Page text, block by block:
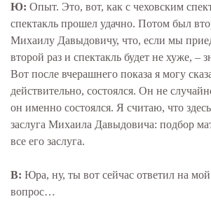
Ю: Опыт. Это, вот, как с чеховским
спектакль прошел удачно. Потом был
Михаилу Давыдовичу, что, если мы
второй раз и спектакль будет не хуже, –
Вот после вчерашнего показа я могу
действительно, состоялся. Он не
он именно состоялся. Я считаю, что
заслуга Михаила Давыдовича: подбор
все его заслуга.
В: Юра, ну, ты вот сейчас ответил на
вопрос…